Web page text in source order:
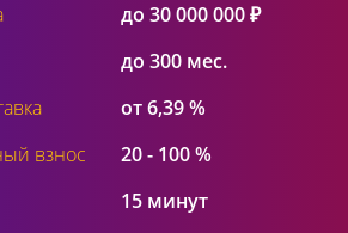
до 30 000 000 ₽
до 300 мес.
от 6,39 %
взнос
20 - 100 %
15 минут